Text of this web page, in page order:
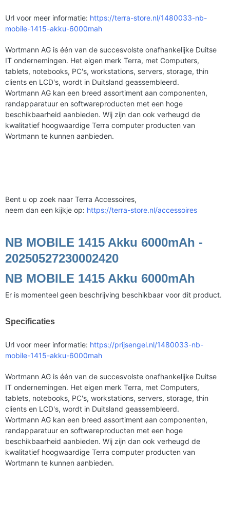
Url voor meer informatie: https://terra-store.nl/1480033-nb-
mobile-1415-akku-6000mah
Wortmann AG is één van de succesvolste onafhankelijke Duitse
IT ondernemingen. Het eigen merk Terra, met Computers,
tablets, notebooks, PC's, workstations, servers, storage, thin
clients en LCD's, wordt in Duitsland geassembleerd.
Wortmann AG kan een breed assortiment aan componenten,
randapparatuur en softwareproducten met een hoge
beschikbaarheid aanbieden. Wij zijn dan ook verheugd de
kwalitatief hoogwaardige Terra computer producten van
Wortmann te kunnen aanbieden.
Bent u op zoek naar Terra Accessoires,
neem dan een kijkje op: https://terra-store.nl/accessoires
NB MOBILE 1415 Akku 6000mAh -
20250527230002420
NB MOBILE 1415 Akku 6000mAh
Er is momenteel geen beschrijving beschikbaar voor dit product.
Specificaties
Url voor meer informatie: https://prijsengel.nl/1480033-nb-
mobile-1415-akku-6000mah
Wortmann AG is één van de succesvolste onafhankelijke Duitse
IT ondernemingen. Het eigen merk Terra, met Computers,
tablets, notebooks, PC's, workstations, servers, storage, thin
clients en LCD's, wordt in Duitsland geassembleerd.
Wortmann AG kan een breed assortiment aan componenten,
randapparatuur en softwareproducten met een hoge
beschikbaarheid aanbieden. Wij zijn dan ook verheugd de
kwalitatief hoogwaardige Terra computer producten van
Wortmann te kunnen aanbieden.